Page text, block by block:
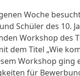
Woche
Schüler des 10.
Workshop des
dem Titel „Wie
Workshop ging
für